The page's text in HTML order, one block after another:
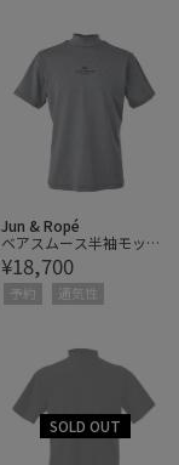
Jun & Ropé
ベアスムース半袖モック
ネックシャツ/UV・吸
水・接触冷感
¥18,700
予約 通気性